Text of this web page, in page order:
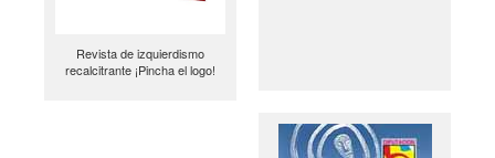
Revista de izquierdismo
recalcitrante ¡Pincha el logo!